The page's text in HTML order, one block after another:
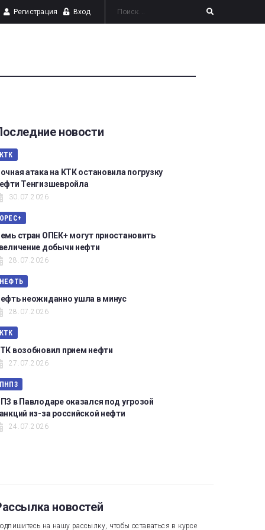
Регистрация Вход
новости
КТК
атака на КТК остановила погрузку
Тенгизшевройла
30.07.2026
OPEC+
стран ОПЕК+ могут приостановить
добычи нефти
28.07.2026
НЕФТЬ
неожиданно ушла в минус
28.07.2026
КТК
возобновил прием нефти
27.07.2026
ПНПЗ
в Павлодаре оказался под угрозой
из-за российской нефти
24.07.2026
новостей
на нашу рассылку, чтобы оставаться в курсе